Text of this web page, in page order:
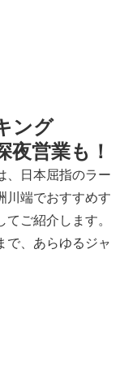
ング
夜営業も！
、日本屈指のラー
川端でおすすめす
ご紹介します。
で、あらゆるジャ